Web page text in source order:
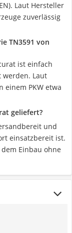
Laut Hersteller
zuverlässig
TN3591 von
ist einfach
Laut
einem PKW etwa
geliefert?
und
einsatzbereit ist.
Einbau ohne